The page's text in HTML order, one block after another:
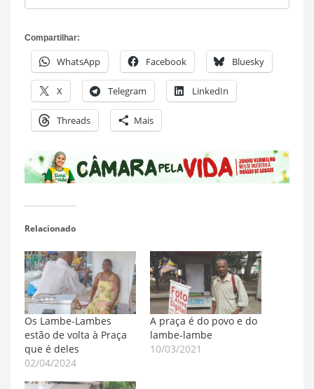
Compartilhar:
WhatsApp Facebook Bluesky
X Telegram LinkedIn
Threads Mais
Relacionado
Os Lambe-Lambes
estão de volta à Praça
que é deles
02/04/2024
A praça é do povo e do
lambe-lambe
10/03/2021